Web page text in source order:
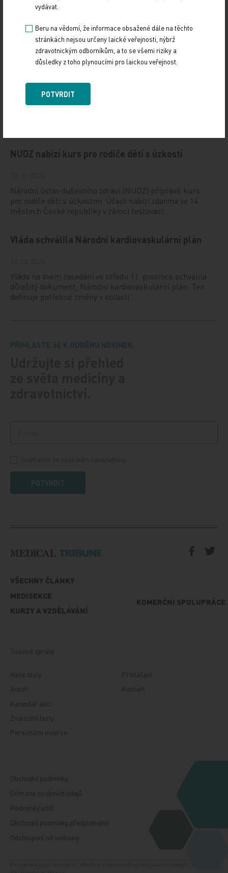
10. 3. 2025
19. světový kongres Controversies in Neurology (CONy)
se bude konat v termínu 20.–22. března 2025 v Praze.
Vystavování ePoukazů
Dnešní Poradna přináší přehled o tom, jak funguje
NUDZ nabízí kurs pro rodiče dětí s úzkostí
Národní ústav duševního zdraví (NUDZ) připravil kurs
pro rodiče dětí s úzkostmi. Účast nabízí zdarma ve 14
městech České republiky v rámci testovací…
Vláda schválila Národní kardiovaskulární plán
Vláda na svém zasedání ve středu 11. prosince schválila
důležitý dokument, Národní kardiovaskulární plán. Ten
definuje potřebné změny v oblasti…
PŘIHLASTE SE K ODBĚRU NOVINEK.
POTVRDIT
VŠECHNY ČLÁNKY
MEDISEKCE
KURZY A VZDĚLÁVÁNÍ
KOMERČNÍ SPOLUPRÁCE
Tiskové zprávy
Naše tituly
Autoři
Kalendář akcí
Znalostní testy
Personální inzerce
Přihlášení
Kontakt
Obchodní podmínky
Ochrana osobních údajů
Podmínky užití
Obchodní podmínky předplatného
Odstoupení od smlouvy
vydávat.
Beru na vědomí, že informace obsažené dále na těchto
stránkách nejsou určeny laické veřejnosti, nýbrž
zdravotnickým odborníkům, a to se všemi riziky a
důsledky z toho plynoucími pro laickou veřejnost.
POTVRDIT